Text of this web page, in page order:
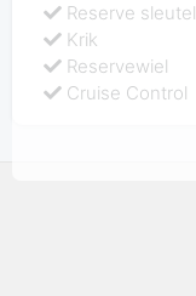
Reserve sleutel
Krik
Reservewiel
Cruise Control